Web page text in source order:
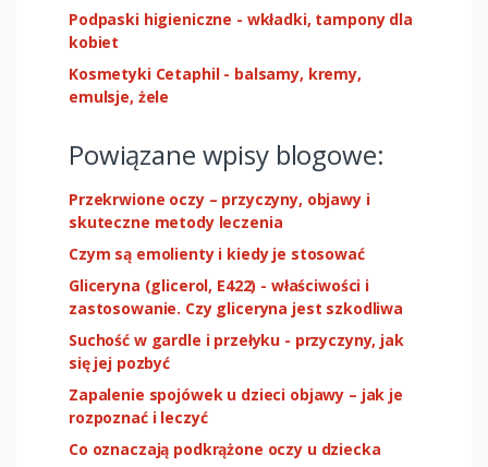
Podpaski higieniczne - wkładki, tampony dla
kobiet
Kosmetyki Cetaphil - balsamy, kremy,
emulsje, żele
Powiązane wpisy blogowe:
Przekrwione oczy – przyczyny, objawy i
skuteczne metody leczenia
Czym są emolienty i kiedy je stosować
Gliceryna (glicerol, E422) - właściwości i
zastosowanie. Czy gliceryna jest szkodliwa
Suchość w gardle i przełyku - przyczyny, jak
się jej pozbyć
Zapalenie spojówek u dzieci objawy – jak je
rozpoznać i leczyć
Co oznaczają podkrążone oczy u dziecka